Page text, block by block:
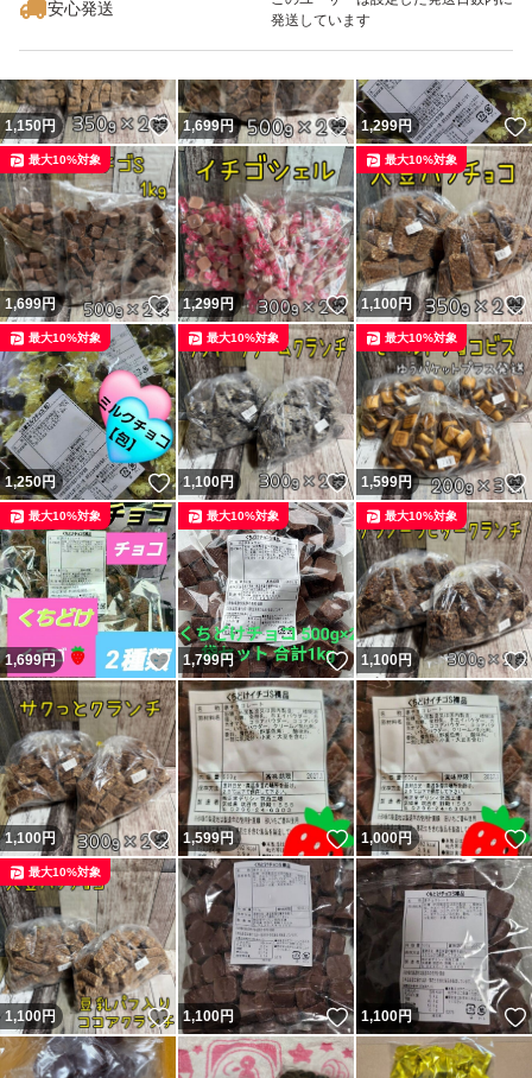
安心発送
発送しています
1,150円 いいね！
1,699円 いいね！
1,299円
1,699円 いいね！
最大10%対象
1,299円 いいね！
1,100円
最大10%対象
1,250円 いいね！
最大10%対象
1,100円 いいね！
最大10%対象
1,599円
最大10%対象
1,699円 いいね！
最大10%対象
1,799円 いいね！
最大10%対象
1,100円
最大10%対象
1,100円 いいね！
1,599円 いいね！
1,000円
1,100円 いいね！
最大10%対象
1,100円 いいね！
1,100円